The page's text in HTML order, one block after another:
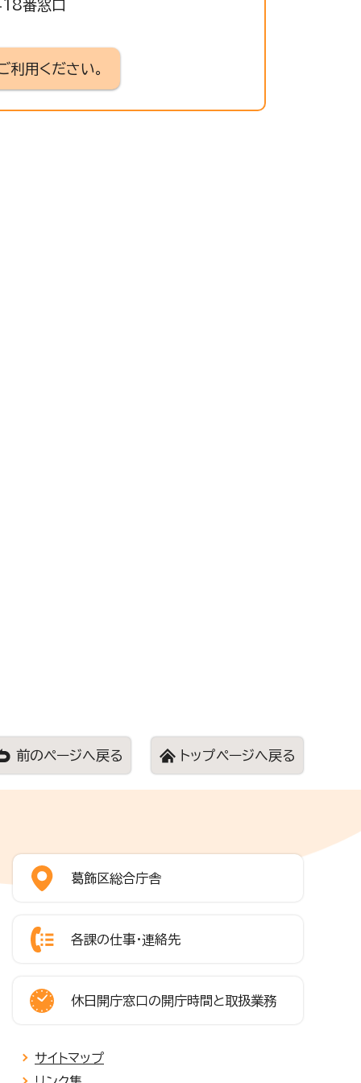
番窓口
用ください。
前のページへ戻る トップページへ戻る
葛飾区総合庁舎
各課の仕事・連絡先
休日開庁窓口の開庁時間と取扱業務
サイトマップ